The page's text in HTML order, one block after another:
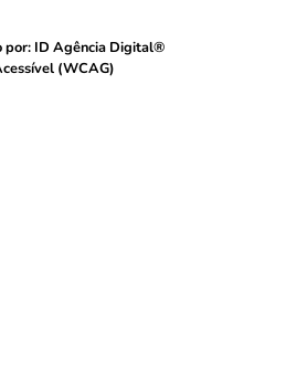
por: ID Agência Digital®
(WCAG)